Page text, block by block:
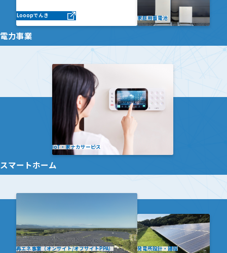
Looopでんき 家庭用蓄電池
電力事業
IoT・家ナカサービス
スマートホーム
再エネ事業（オンサイト/オフサイトPPA） 発電所設計・建設